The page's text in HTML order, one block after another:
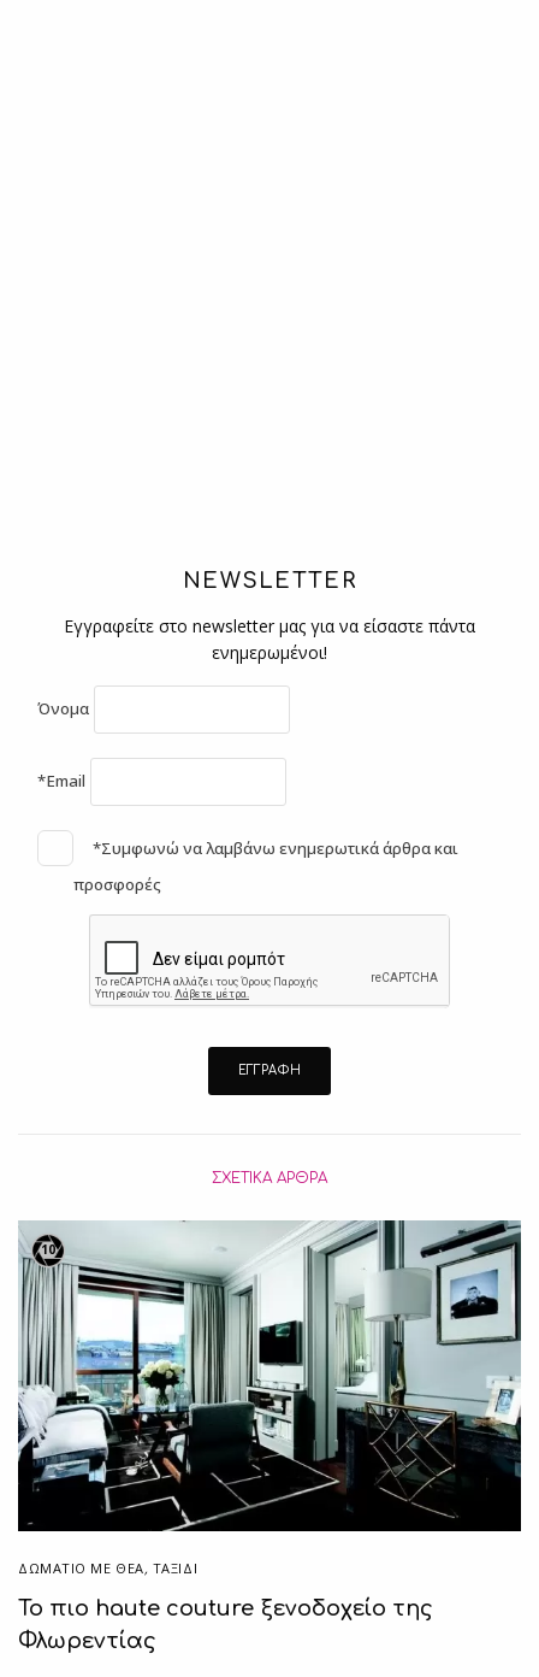
NEWSLETTER
Εγγραφείτε στο newsletter μας για να είσαστε πάντα
ενημερωμένοι!
Όνομα
*Email
*Συμφωνώ να λαμβάνω ενημερωτικά άρθρα και
προσφορές
ΣΧΕΤΙΚΆ ΆΡΘΡΑ
10
ΔΩΜΆΤΙΟ ΜΕ ΘΈΑ, ΤΑΞΙΔΙ
Το πιο haute couture ξενοδοχείο της
Φλωρεντίας